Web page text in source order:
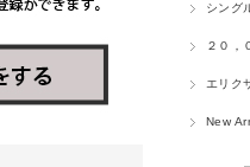
シング
２０，
エリク
New